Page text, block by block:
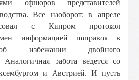
офшоров представителей
Все наоборот: в апреле
с Кипром протокол
информацией поправок в
избежании двойного
Аналогичная работа ведется со
и Австрией. И пусть